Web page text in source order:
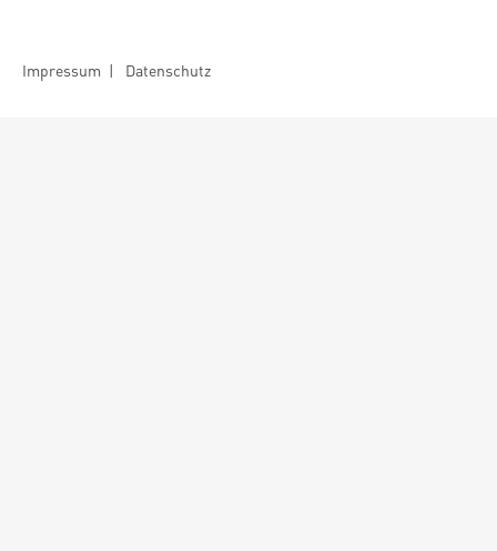
Impressum | Datenschutz